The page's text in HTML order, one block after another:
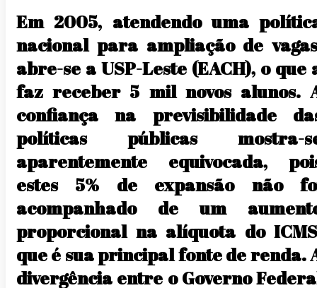
Em 2005, atendendo uma
nacional para ampliação de
abre-se a USP-Leste (EACH), o que
faz receber 5 mil novos alunos.
confiança na previsibilidade
políticas públicas mostra-
aparentemente equivocada,
estes 5% de expansão não
acompanhado de um
proporcional na alíquota do
que é sua principal fonte de renda.
divergência entre o Governo